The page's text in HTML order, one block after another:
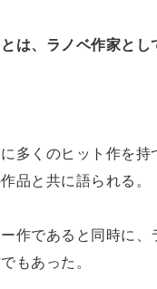
は、ラノベ作家とし
多くのヒット作を持
品と共に語られる。
作であると同時に、
もあった。